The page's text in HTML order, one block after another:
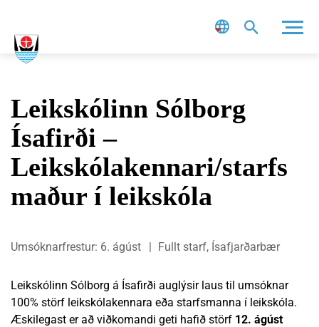
Leikskólinn Sólborg
Ísafirði –
Leikskólakennari/starfs
maður í leikskóla
Umsóknarfrestur: 6. ágúst Fullt starf, Ísafjarðarbær
Leikskólinn Sólborg á Ísafirði auglýsir laus til umsóknar
100% störf leikskólakennara eða starfsmanna í leikskóla.
Æskilegast er að viðkomandi geti hafið störf 12. ágúst